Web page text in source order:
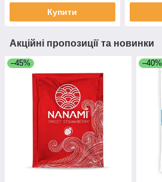
Купити
Акційні пропозиції та новинки
–45% –40%